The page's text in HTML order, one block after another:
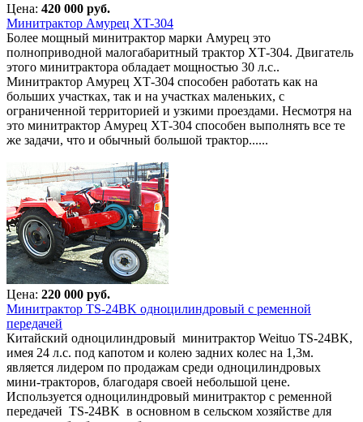
Цена: 420 000 руб.
Минитрактор Амурец XT-304
Более мощный минитрактор марки Амурец это
полноприводной малогабаритный трактор ХТ-304. Двигатель
этого минитрактора обладает мощностью 30 л.с..
Минитрактор Амурец ХТ-304 способен работать как на
больших участках, так и на участках маленьких, с
ограниченной территорией и узкими проездами. Несмотря на
это минитрактор Амурец ХТ-304 способен выполнять все те
же задачи, что и обычный большой трактор......
Цена: 220 000 руб.
Минитрактор TS-24BK одноцилиндровый с ременной
передачей
Китайский одноцилиндровый минитрактор Weituo TS-24BK,
имея 24 л.с. под капотом и колею задних колес на 1,3м.
является лидером по продажам среди одноцилиндровых
мини-тракторов, благодаря своей небольшой цене.
Используется одноцилиндровый минитрактор с ременной
передачей TS-24BK в основном в сельском хозяйстве для